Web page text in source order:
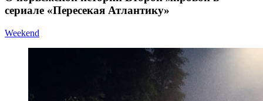
сериале «Пересекая Атлантику»
Weekend